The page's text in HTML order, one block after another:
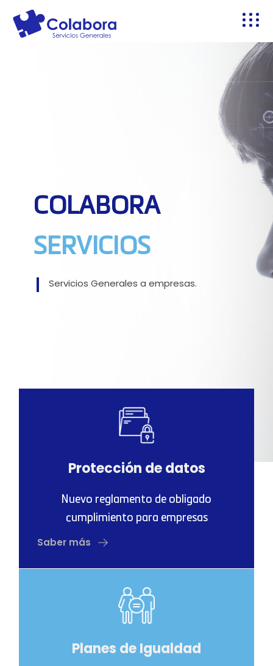
COLABORA
SERVICIOS
Servicios Generales a empresas.
Protección de datos
Nuevo reglamento de obligado
cumplimiento para empresas
Saber más
Planes de Igualdad